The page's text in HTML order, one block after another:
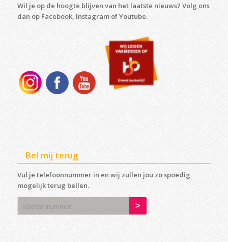
Wil je op de hoogte blijven van het laatste nieuws? Volg ons
dan op Facebook, Instagram of Youtube.
Bel mij terug
Vul je telefoonnummer in en wij zullen jou zo spoedig
mogelijk terug bellen.